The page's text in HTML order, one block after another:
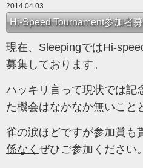
2014.04.03
Hi-Speed Tournament参加者
現在、SleepingではHi-
募集しております。
ハッキリ言って現状では記
た機会はなかなか無いこと
雀の涙ほどですが参加賞も
係なく ぜひご参加ください。